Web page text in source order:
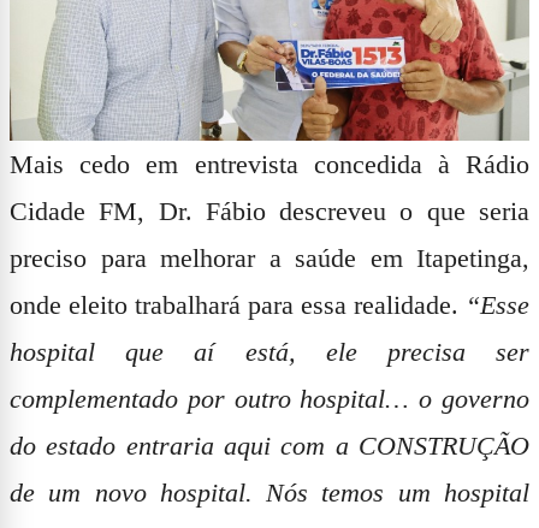
Mais cedo em entrevista concedida à Rádio
Cidade FM, Dr. Fábio descreveu o que seria
preciso para melhorar a saúde em Itapetinga,
onde eleito trabalhará para essa realidade. “Esse
hospital que aí está, ele precisa ser
complementado por outro hospital… o governo
do estado entraria aqui com a CONSTRUÇÃO
de um novo hospital. Nós temos um hospital